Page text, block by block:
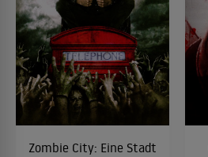
Zombie City: Eine Stadt